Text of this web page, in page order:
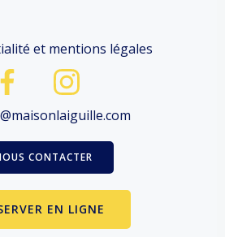
et mentions légales
CONTACTER
EN LIGNE